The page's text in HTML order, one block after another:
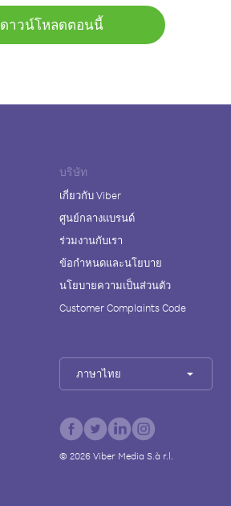
ดาวน์โหลดตอนนี้
บริษัท
เกี่ยวกับ Viber
ศูนย์กลางแบรนด์
ร่วมงานกับเรา
ข้อกำหนดและนโยบาย
นโยบายความเป็นส่วนตัว
Customer Complaints Code
ภาษาไทย
© 2026Viber Media S.à r.l.